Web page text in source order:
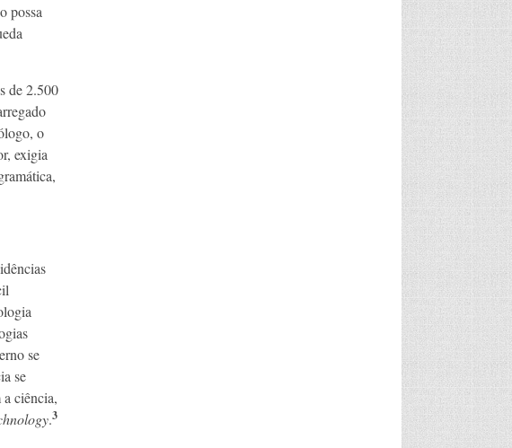
possa
de 2.500
o
exigia
se
se
ciência,
.3